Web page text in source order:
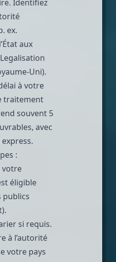
Identifiez
ex.
aux
Uni).
à votre
traitement
souvent 5
avec
:
votre
éligible
publics
si requis.
à l’autorité
votre pays